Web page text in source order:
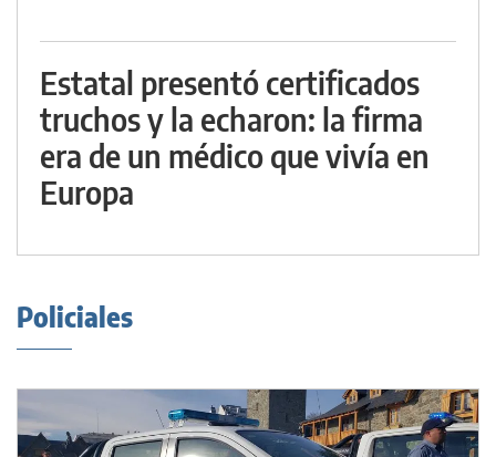
Estatal presentó certificados
truchos y la echaron: la firma
era de un médico que vivía en
Europa
Policiales